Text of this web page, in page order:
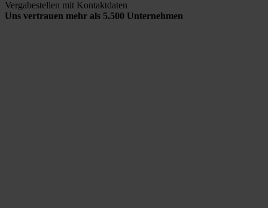
Vergabestellen mit Kontaktdaten
Uns vertrauen mehr als 5.500 Unternehmen